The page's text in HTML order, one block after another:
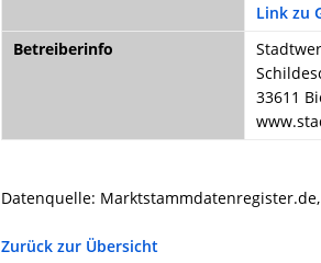
Link zu
Betreiberinfo
33611
Datenquelle:
Zurück zur Übersicht